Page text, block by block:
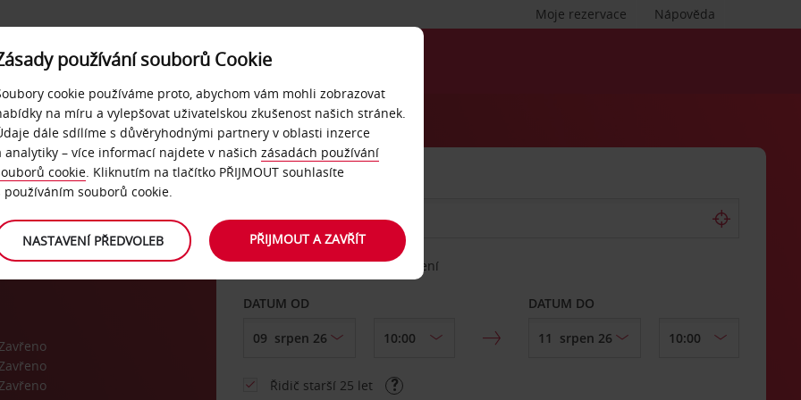
Nápověda
Moje rezervace
NAŠE SLUŽBY FIREMNÍ ZÁKAZNÍCI
Zavřeno
Zavřeno
Zavřeno
Vyberte si jiné místo vrácení
DATUM OD DATUM DO
Řidič starší 25 let
používání souborů Cookie
cookie používáme proto, abychom vám mohli zobrazovat
na míru a vylepšovat uživatelskou zkušenost našich stránek.
dále sdílíme s důvěryhodnými partnery v oblasti inzerce
analytiky – více informací najdete v našich zásadách používání
cookie. Kliknutím na tlačítko PŘIJMOUT souhlasíte
používáním souborů cookie.
NASTAVENÍ PŘEDVOLEB PŘIJMOUT A ZAVŘÍT